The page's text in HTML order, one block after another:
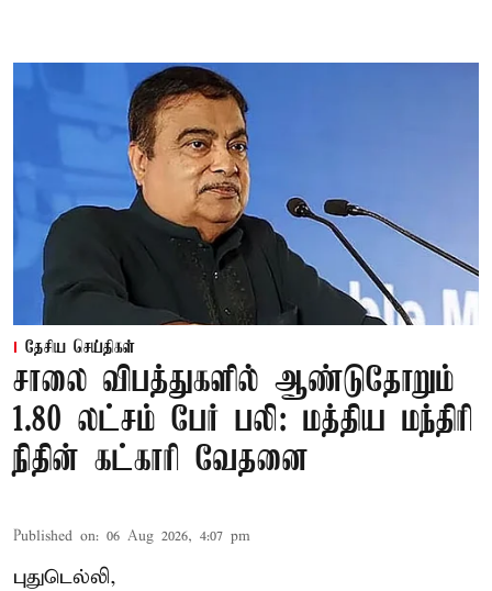
தேசிய செய்திகள்
சாலை விபத்துகளில் ஆண்டுதோறும்
1.80 லட்சம் பேர் பலி: மத்திய மந்திரி
நிதின் கட்காரி வேதனை
Published on: 06 Aug 2026, 4:07 pm
புதுடெல்லி,